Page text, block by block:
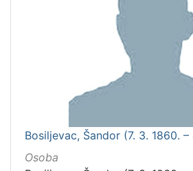
Bosiljevac, Šandor (7. 3. 1860. –
Osoba